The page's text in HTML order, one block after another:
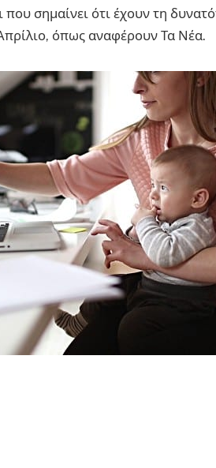
που σημαίνει ότι έχουν τη
όπως αναφέρουν Τα Νέα.